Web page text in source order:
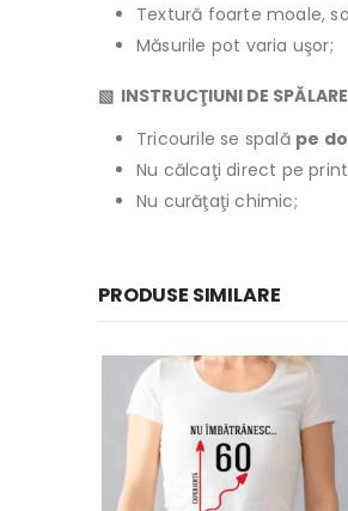
Textură foarte moale,
Măsurile pot varia uşor;
▧ INSTRUCŢIUNI DE
Tricourile se spală pe
Nu călcaţi direct pe
Nu curăţaţi chimic;
PRODUSE SIMILARE